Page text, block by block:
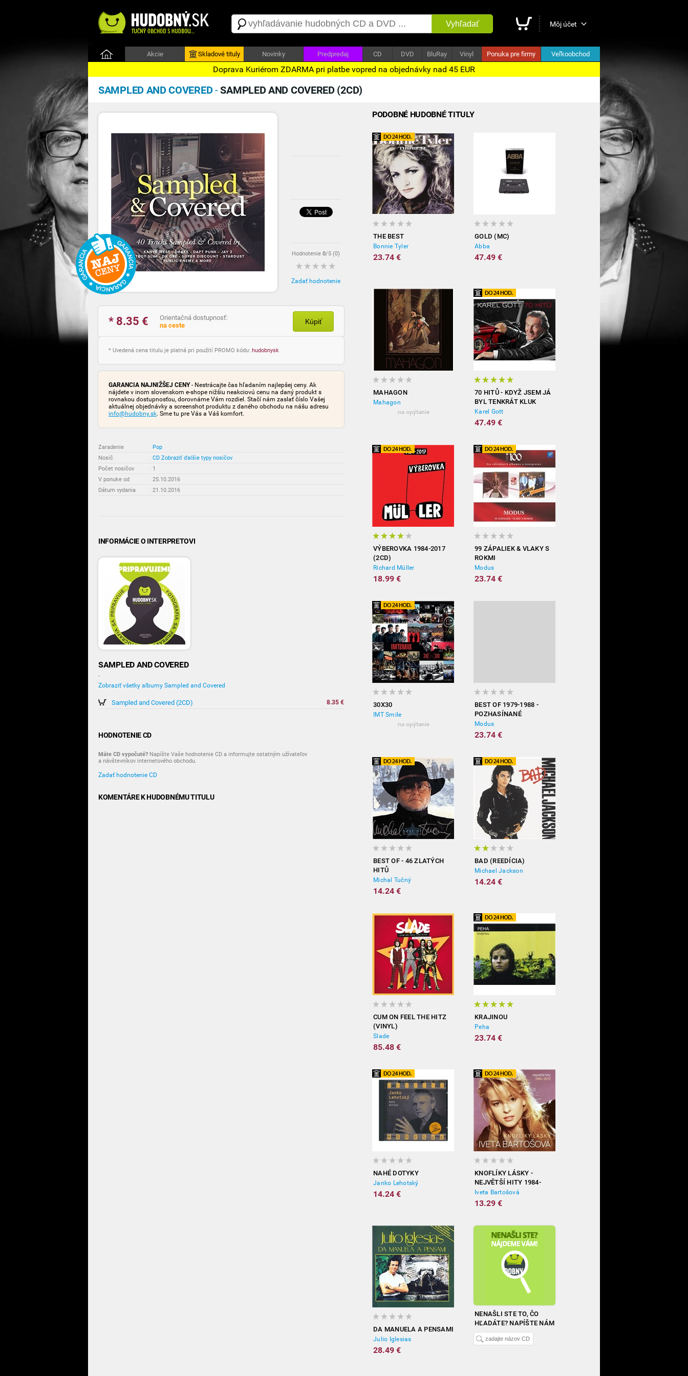
Vyhľadať Môj účet
Akcie Skladové tituly Novinky Predpredaj CD DVD BluRay Vinyl Ponuka pre firmy Veľkoobchod
Doprava Kuriérom ZDARMA pri platbe vopred na objednávky nad 45 EUR
SAMPLED AND COVERED-SAMPLED AND COVERED (2CD)
Hodnotenie 0/5 (0)
Zadať hodnotenie
* 8.35 €
Orientačná dostupnosť:
na ceste
Kúpiť
* Uvedená cena titulu je platná pri použití PROMO kódu: hudobnysk
GARANCIA NAJNIŽŠEJ CENY- Nestrácajte čas hľadaním najlepšej ceny. Ak
nájdete v inom slovenskom e-shope nižšiu neakciovú cenu na daný produkt s
rovnakou dostupnosťou, dorovnáme Vám rozdiel. Stačí nám zaslať číslo Vašej
aktuálnej objednávky a screenshot produktu z daného obchodu na nášu adresu
info@hudobny.sk. Sme tu pre Vás a Váš komfort.
Zaradenie : Pop
Nosič
: CD Zobraziť ďalšie typy nosičov
Počet nosičov
: 1
V ponuke od
: 25.10.2016
Dátum vydania
: 21.10.2016
INFORMÁCIE O INTERPRETOVI
SAMPLED AND COVERED
-
Zobraziť všetky albumy Sampled and Covered
Sampled and Covered (2CD) 8.35 €
HODNOTENIE CD
Máte CD vypočuté? Napíšte Vaše hodnotenie CD a informujte ostatným užívateľov
a návštevníkov internetového obchodu.
Zadať hodnotenie CD
KOMENTÁRE K HUDOBNÉMU TITULU
PODOBNÉ HUDOBNÉ TITULY
THE BEST
Bonnie Tyler
23.74 €
GOLD (MC)
Abba
47.49 €
MAHAGON
Mahagon
na opýtanie
70 HITŮ - KDYŽ JSEM JÁ
BYL TENKRÁT KLUK
(3CD)
Karel Gott
47.49 €
VÝBEROVKA 1984-2017
(2CD)
Richard Müller
18.99 €
99 ZÁPALIEK & VLAKY S
ROKMI
Modus
23.74 €
30X30
IMT Smile
na opýtanie
BEST OF 1979-1988 -
POZHASÍNANÉ
Modus
23.74 €
BEST OF - 46 ZLATÝCH
HITŮ
Michal Tučný
14.24 €
BAD (REEDÍCIA)
Michael Jackson
14.24 €
CUM ON FEEL THE HITZ
(VINYL)
Slade
85.48 €
KRAJINOU
Peha
23.74 €
NAHÉ DOTYKY
Janko Lehotský
14.24 €
KNOFLÍKY LÁSKY -
NEJVĚTŠÍ HITY 1984-
2012
Iveta Bartošová
13.29 €
DA MANUELA A PENSAMI
Julio Iglesias
28.49 €
NENAŠLI STE TO, ČO
HĽADÁTE? NAPÍŠTE NÁM